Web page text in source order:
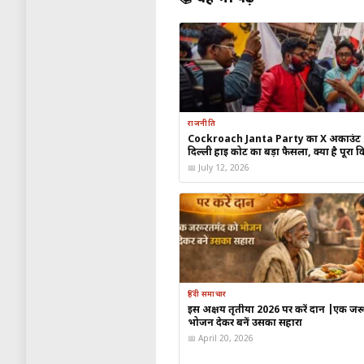
वाइब्रेंट गुजरात क्षेत्रीय
‘वाइब्रेंट गुजरात रीजनल
अहमदाबाद मेट्रो फेज-2:
करेंगे।
12 जनवरी: अंतरराष्ट्रीय पतंग
जर्मन चांसलर का स्वागत:
साबरमती आश्रम और
लेंगे।
क्यों खास है यह दौरा?
यह दौरा न केवल गुजरात के
ऐतिहासिक विरासत को भी वैश्विक
राजनीति
Cockroach Janta Party का X अकाउंट
दिल्ली हाई कोर्ट का बड़ा फैसला, क्या है पूरा
📅 July 12, 2026
हिंदी समाचार
इस अक्षय तृतीया 2026 पर करें दान |एक
भोजन देकर बनें उसका सहारा
📅 April 20, 2026